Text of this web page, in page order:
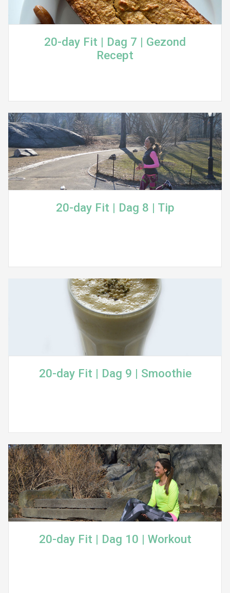
20-day Fit | Dag 7 | Gezond
Recept
20-day Fit | Dag 8 | Tip
20-day Fit | Dag 9 | Smoothie
20-day Fit | Dag 10 | Workout